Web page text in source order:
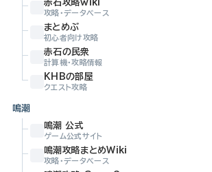
赤石攻略wiki
攻略・データベース
まとめぶ
初心者向け攻略
赤石の民衆
計算機・攻略情報
KHBの部屋
クエスト攻略
鳴潮
鳴潮 公式
ゲーム公式サイト
鳴潮攻略まとめWiki
攻略・データベース